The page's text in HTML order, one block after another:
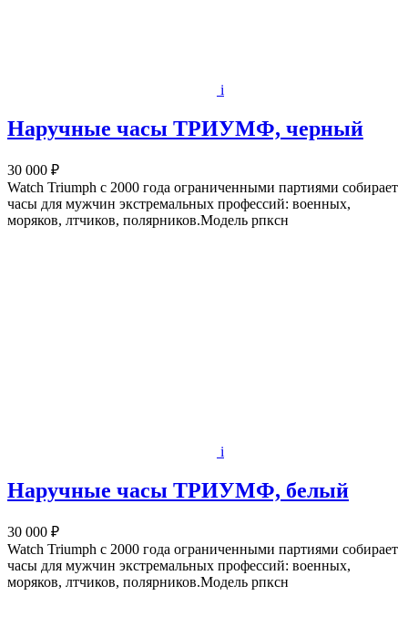
i
Наручные часы ТРИУМФ, черный
30 000 ₽
Watch Triumph с 2000 года ограниченными партиями собирает
часы для мужчин экстремальных профессий: военных,
моряков, лтчиков, полярников.Модель рпксн
i
Наручные часы ТРИУМФ, белый
30 000 ₽
Watch Triumph с 2000 года ограниченными партиями собирает
часы для мужчин экстремальных профессий: военных,
моряков, лтчиков, полярников.Модель рпксн